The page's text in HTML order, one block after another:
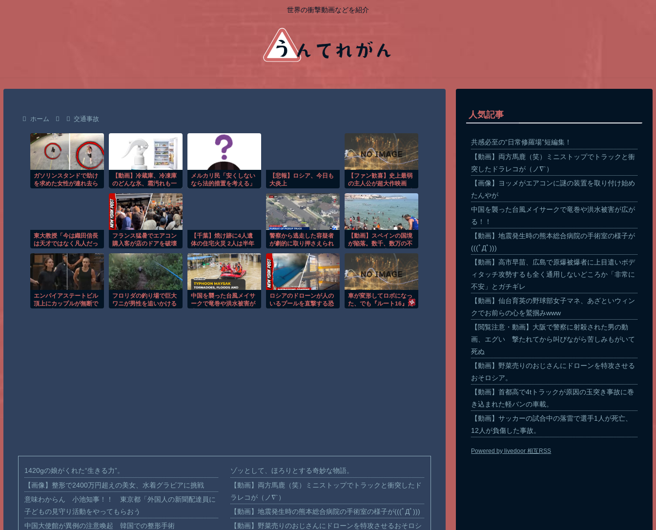
世界の衝撃動画などを紹介
ホーム 交通事故
ガソリンスタンドで助け
を求めた女性が連れ去ら
【動画】冷蔵庫、冷凍庫
のどんな氷、霜汚れも一
発売！
メルカリ民「安くしない
なら法的措置を考える」
【悲報】ロシア、今日も
大炎上
【ファン歓喜】史上最弱
の主人公が超大作映画
すぎたｗ
東大教授「今は織田信長
は天才ではなく凡人だっ
は違うと思う」
フランス猛暑でエアコン
購入客が店のドアを破壊
【千葉】焼け跡に4人遺
体の住宅火災 2人は半年
警察から逃走した容疑者
が劇的に取り押さえられ
【動画】スペインの国境
が陥落。数千、数万の不
エンパイアステートビル
頂上にカップルが無断で
フロリダの釣り場で巨大
ワニが男性を追いかける
中国を襲った台風メイサ
ークで竜巻や洪水被害が
ロシアのドローンが人の
いるプールを直撃する恐
車が変形してロボになっ
た、でも『ルート16』だ
1420gの娘がくれた“生きる力”。
【画像】整形で2400万円超えの美女、水着グラビアに挑戦
意味わからん 小池知事！！ 東京都「外国人の新聞配達員に
子どもの見守り活動をやってもらおう
中国大使館が異例の注意喚起 韓国での整形手術
ゾッとして、ほろりとする奇妙な物語。
【動画】両方馬鹿（笑）ミニストップでトラックと衝突したド
ラレコが（ノ∇`）
【動画】地震発生時の熊本総合病院の手術室の様子が(((ﾟДﾟ)))
【動画】野菜売りのおじさんにドローンを特攻させるおそロシ
人気記事
共感必至の“日常修羅場”短編集！
【動画】両方馬鹿（笑）ミニストップでトラックと衝
突したドラレコが（ノ∇`）
【画像】ヨッメがエアコンに謎の装置を取り付け始め
たんやが
中国を襲った台風メイサークで竜巻や洪水被害が広が
る！！
【動画】地震発生時の熊本総合病院の手術室の様子が
(((ﾟДﾟ)))
【動画】高市早苗、広島で原爆被爆者に上目遣いボデ
ィタッチ攻勢するも全く通用しないどころか「非常に
不安」とガチギレ
【動画】仙台育英の野球部女子マネ、あざといウィン
クでお前らの心を鷲掴みwww
【閲覧注意・動画】大阪で警察に射殺された男の動
画、エグい 撃たれてから叫びながら苦しみもがいて
死ぬ
【動画】野菜売りのおじさんにドローンを特攻させる
おそロシア。
【動画】首都高で4tトラックが原因の玉突き事故に巻
き込まれた軽バンの車載。
【動画】サッカーの試合中の落雷で選手1人が死亡、
12人が負傷した事故。
Powered by livedoor 相互RSS